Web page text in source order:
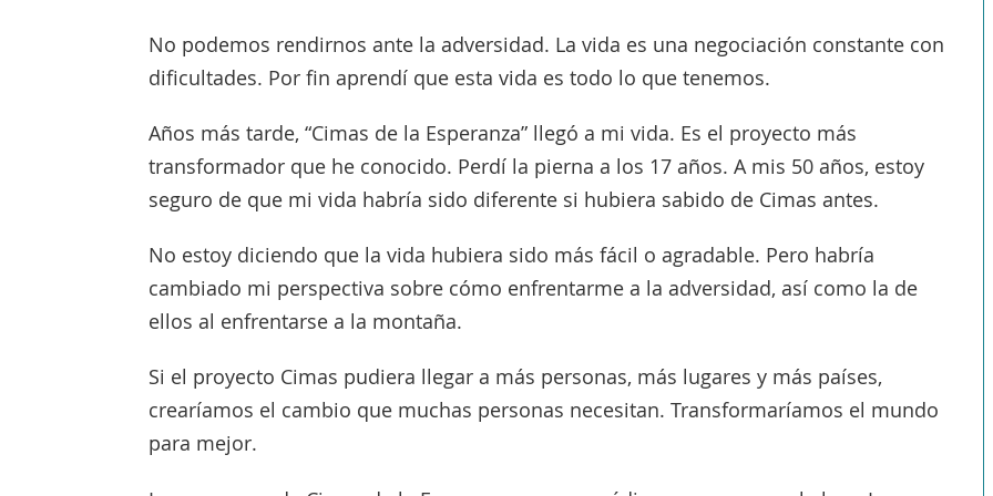
No podemos rendirnos ante la adversidad. La vida es una negociación constante con
dificultades. Por fin aprendí que esta vida es todo lo que tenemos.
Años más tarde, “Cimas de la Esperanza” llegó a mi vida. Es el proyecto más
transformador que he conocido. Perdí la pierna a los 17 años. A mis 50 años, estoy
seguro de que mi vida habría sido diferente si hubiera sabido de Cimas antes.
No estoy diciendo que la vida hubiera sido más fácil o agradable. Pero habría
cambiado mi perspectiva sobre cómo enfrentarme a la adversidad, así como la de
ellos al enfrentarse a la montaña.
Si el proyecto Cimas pudiera llegar a más personas, más lugares y más países,
crearíamos el cambio que muchas personas necesitan. Transformaríamos el mundo
para mejor.